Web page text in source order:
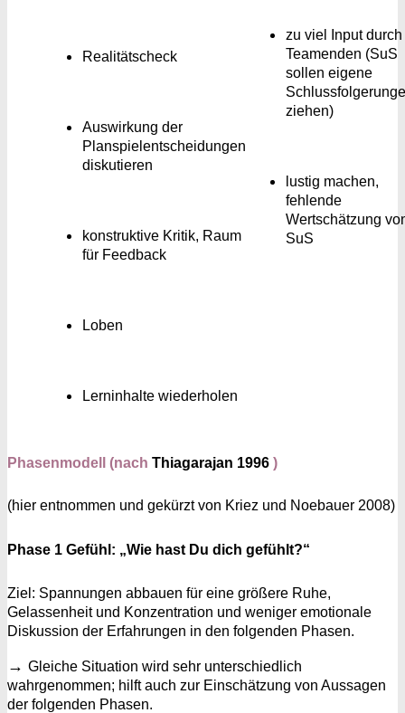
Realitätscheck
Auswirkung der
Planspielentscheidungen
diskutieren
konstruktive Kritik, Raum
für Feedback
Loben
Lerninhalte wiederholen
zu viel Input durch
Teamenden (SuS
sollen eigene
ziehen)
lustig machen,
fehlende
Wertschätzung
SuS
Phasenmodell (nach Thiagarajan 1996 )
(hier entnommen und gekürzt von Kriez und Noebauer 2008)
Phase 1 Gefühl: „Wie hast Du dich gefühlt?“
Ziel: Spannungen abbauen für eine größere Ruhe,
Gelassenheit und Konzentration und weniger emotionale
Diskussion der Erfahrungen in den folgenden Phasen.
→ Gleiche Situation wird sehr unterschiedlich
wahrgenommen; hilft auch zur Einschätzung von Aussagen
der folgenden Phasen.